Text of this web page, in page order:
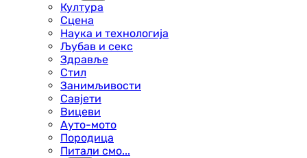
Култура
Сцена
Наука и технологија
Љубав и секс
Здравље
Стил
Занимљивости
Савјети
Вицеви
Ауто-мото
Породица
Питали смо...